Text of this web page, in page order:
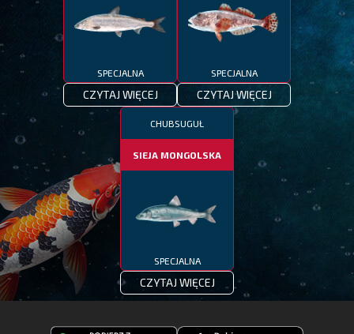
SPECJALNA
CZYTAJ WIĘCEJ
SPECJALNA
CZYTAJ WIĘCEJ
CHUBSUGUŁ
SIEJA MONGOLSKA
SPECJALNA
CZYTAJ WIĘCEJ